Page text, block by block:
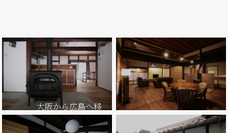
大阪から広島へ移
住
～古民家購入からの再生～
Uターンで古民家再生～薪
ストーブを楽しむ